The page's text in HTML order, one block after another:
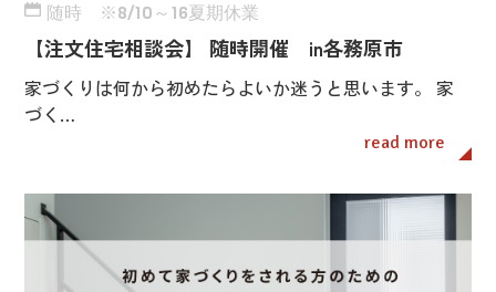
随時 ※8/10～16夏期休業
【注文住宅相談会】 随時開催 in各務原市
家づくりは何から初めたらよいか迷うと思います。 家
づく…
read more